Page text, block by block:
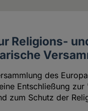
Religions-
des
Entschließung
zum Schutz der